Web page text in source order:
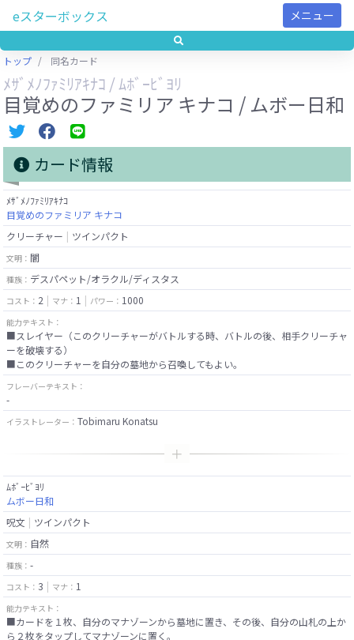
eスターボックス メニュー
トップ 同名カード
ﾒｻﾞﾒﾉﾌｧﾐﾘｱｷﾅｺ / ﾑﾎﾞｰﾋﾞﾖﾘ
目覚めのファミリア キナコ / ムボー日和
カード情報
ﾒｻﾞﾒﾉﾌｧﾐﾘｱｷﾅｺ
目覚めのファミリア キナコ
クリーチャー
ツインパクト
文明： 闇
種族： デスパペット/オラクル/ディスタス
コスト： 2 マナ： 1 パワー： 1000
能力テキスト：
■スレイヤー（このクリーチャーがバトルする時、バトルの後、相手クリーチャ
ーを破壊する）
■このクリーチャーを自分の墓地から召喚してもよい。
フレーバーテキスト：
-
イラストレーター： Tobimaru Konatsu
ﾑﾎﾞｰﾋﾞﾖﾘ
ムボー日和
呪文
ツインパクト
文明： 自然
種族： -
コスト： 3 マナ： 1
能力テキスト：
■カードを１枚、自分のマナゾーンから墓地に置き、その後、自分の山札の上か
ら２枚をタップしてマナゾーンに置く。